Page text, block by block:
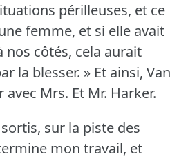
périlleuses, et ce
femme, et si elle avait
côtés, cela aurait
la blesser. » Et ainsi, Van
Mrs. Et Mr. Harker.
sur la piste des
mon travail, et